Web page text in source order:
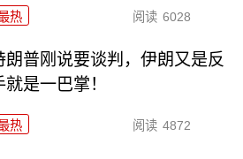
热 阅读 6028
朗普刚说要谈判，伊朗又是反
就是一巴掌！
热 阅读 4872